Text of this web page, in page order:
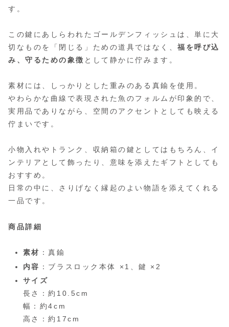
す。
この鍵にあしらわれたゴールデンフィッシュは、単に大
切なものを「閉じる」ための道具ではなく、福を呼び込
み、守るための象徴 として静かに佇みます。
素材には、しっかりとした重みのある真鍮を使用。
やわらかな曲線で表現された魚のフォルムが印象的で、
実用品でありながら、空間のアクセントとしても映える
佇まいです。
小物入れやトランク、収納箱の鍵としてはもちろん、イ
ンテリアとして飾ったり、意味を添えたギフトとしても
おすすめ。
日常の中に、さりげなく縁起のよい物語を添えてくれる
一品です。
商品詳細
素材 ：真鍮
内容 ：ブラスロック本体 ×1、鍵 ×2
サイズ
長さ：約10.5cm
幅：約4cm
高さ：約17cm